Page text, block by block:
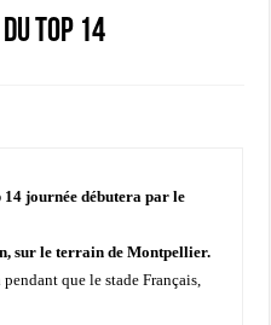
Top 14
journée débutera par le
sur le terrain de Montpellier.
que le stade Français,